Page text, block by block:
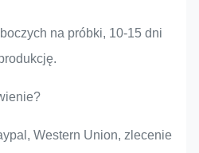
na próbki, 10-15 dni
Western Union, zlecenie